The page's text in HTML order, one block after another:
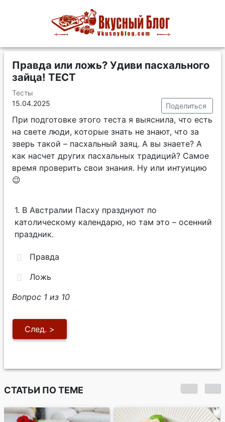
Правда или ложь? Удиви пасхального
зайца! ТЕСТ
Тесты
15.04.2025
Поделиться
При подготовке этого теста я выяснила, что есть
на свете люди, которые знать не знают, что за
зверь такой – пасхальный заяц. А вы знаете? А
как насчет других пасхальных традиций? Самое
время проверить свои знания. Ну или интуицию
😉
1. В Австралии Пасху празднуют по
католическому календарю, но там это – осенний
праздник.
Правда
Ложь
Вопрос 1 из 10
СТАТЬИ ПО ТЕМЕ